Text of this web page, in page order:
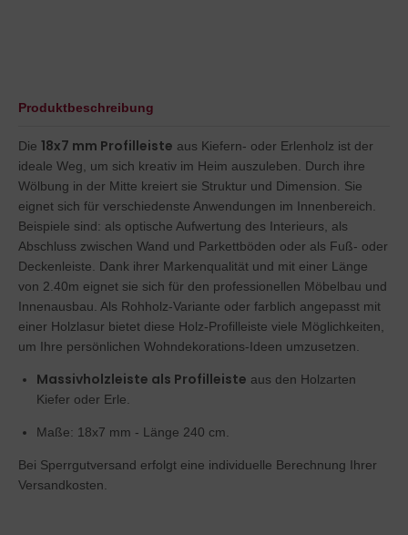
Produktbeschreibung
Die 18x7 mm Profilleiste aus Kiefern- oder Erlenholz ist der
ideale Weg, um sich kreativ im Heim auszuleben. Durch ihre
Wölbung in der Mitte kreiert sie Struktur und Dimension. Sie
eignet sich für verschiedenste Anwendungen im Innenbereich.
Beispiele sind: als optische Aufwertung des Interieurs, als
Abschluss zwischen Wand und Parkettböden oder als Fuß- oder
Deckenleiste. Dank ihrer Markenqualität und mit einer Länge
von 2.40m eignet sie sich für den professionellen Möbelbau und
Innenausbau. Als Rohholz-Variante oder farblich angepasst mit
einer Holzlasur bietet diese Holz-Profilleiste viele Möglichkeiten,
um Ihre persönlichen Wohndekorations-Ideen umzusetzen.
Massivholzleiste als Profilleiste aus den Holzarten
Kiefer oder Erle.
Maße: 18x7 mm - Länge 240 cm.
Bei Sperrgutversand erfolgt eine individuelle Berechnung Ihrer
Versandkosten.